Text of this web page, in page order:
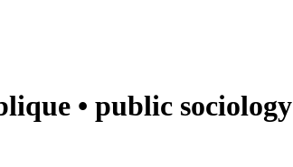
• public sociology